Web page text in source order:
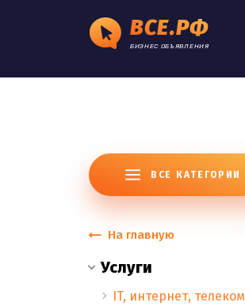
ВСЕ.РФ
БИЗНЕС ОБЪЯВЛЕНИЯ
ВСЕ КАТЕГОРИИ
На главную
Услуги
IT, интернет, телеком